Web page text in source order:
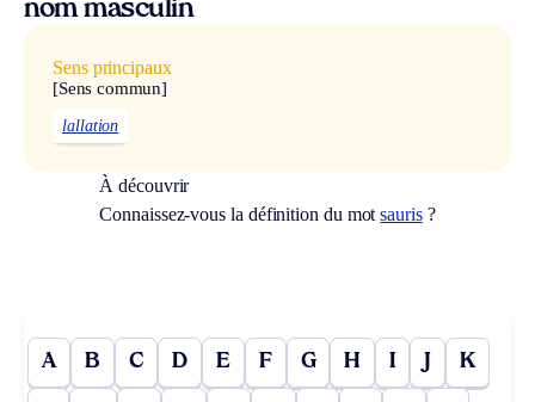
nom masculin
Sens principaux
[Sens commun]
lallation
À découvrir
Connaissez-vous la définition du motsauris?
A B C D E F G H I J K